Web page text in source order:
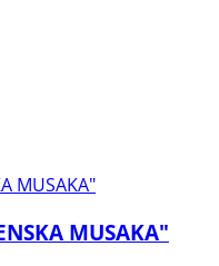
MUSAKA"